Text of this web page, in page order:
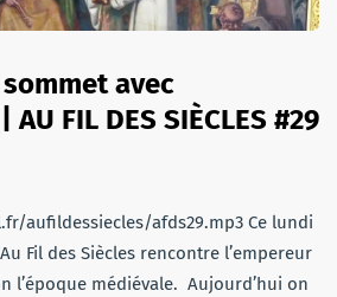
avec
FIL DES SIÈCLES #29
aufildessiecles/afds29.mp3 Ce lundi
Fil des Siècles rencontre l’empereur
l’époque médiévale. Aujourd’hui on